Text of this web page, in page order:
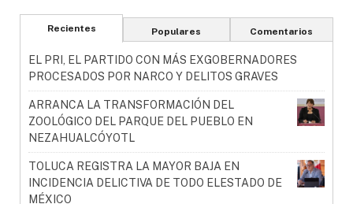
Recientes Populares Comentarios
EL PRI, EL PARTIDO CON MÁS EXGOBERNADORES
PROCESADOS POR NARCO Y DELITOS GRAVES
ARRANCA LA TRANSFORMACIÓN DEL
ZOOLÓGICO DEL PARQUE DEL PUEBLO EN
NEZAHUALCÓYOTL
TOLUCA REGISTRA LA MAYOR BAJA EN
INCIDENCIA DELICTIVA DE TODO ELESTADO DE
MÉXICO